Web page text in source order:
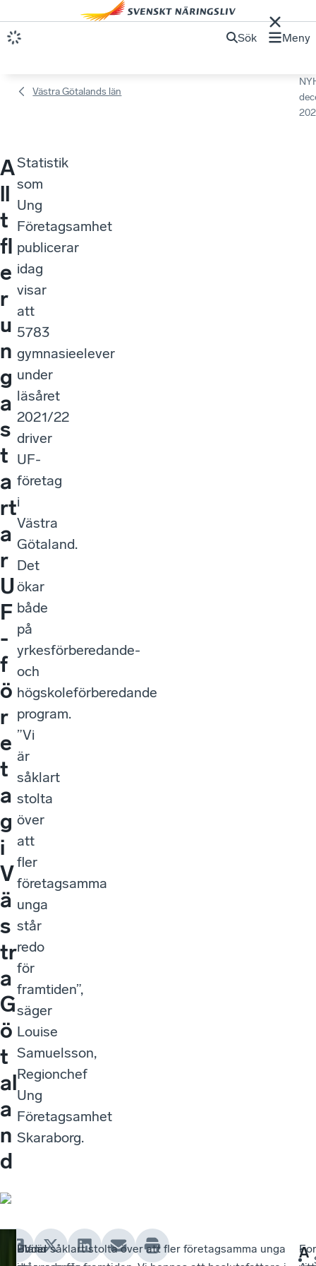
Sök Meny
Västra Götalands län
A
ll
t
fl
e
r
u
n
g
a
s
t
a
rt
a
r
U
F
-
f
ö
r
e
t
a
g
i
V
ä
s
tr
a
G
ö
t
al
a
n
d
Statistik
som
Ung
Företagsamhet
publicerar
idag
visar
att
5783
gymnasieelever
under
läsåret
2021/22
driver
UF-
företag
i
Västra
Götaland.
Det
ökar
både
på
yrkesförberedande-
och
högskoleförberedande
program.
”Vi
är
såklart
stolta
över
att
fler
företagsamma
unga
står
redo
för
framtiden”,
säger
Louise
Samuelsson,
Regionchef
Ung
Företagsamhet
Skaraborg.
Under
Bland
- Vi är såklart stolta över att fler företagsamma unga
-
A